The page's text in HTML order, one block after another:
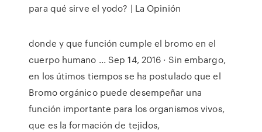
para qué sirve el yodo? | La Opinión
donde y que función cumple el bromo en el
cuerpo humano ... Sep 14, 2016 · Sin embargo,
en los útimos tiempos se ha postulado que el
Bromo orgánico puede desempeñar una
función importante para los organismos vivos,
que es la formación de tejidos,